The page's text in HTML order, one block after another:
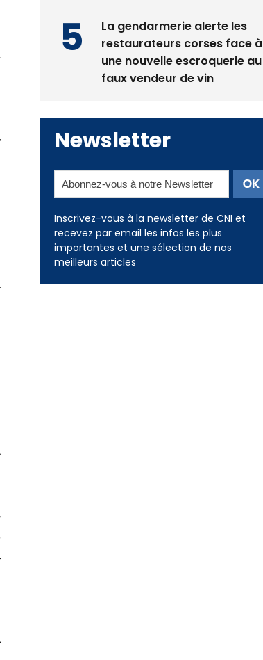
La gendarmerie alerte les
restaurateurs corses face à
une nouvelle escroquerie au
faux vendeur de vin
Newsletter
Inscrivez-vous à la newsletter de CNI et
recevez par email les infos les plus
importantes et une sélection de nos
meilleurs articles